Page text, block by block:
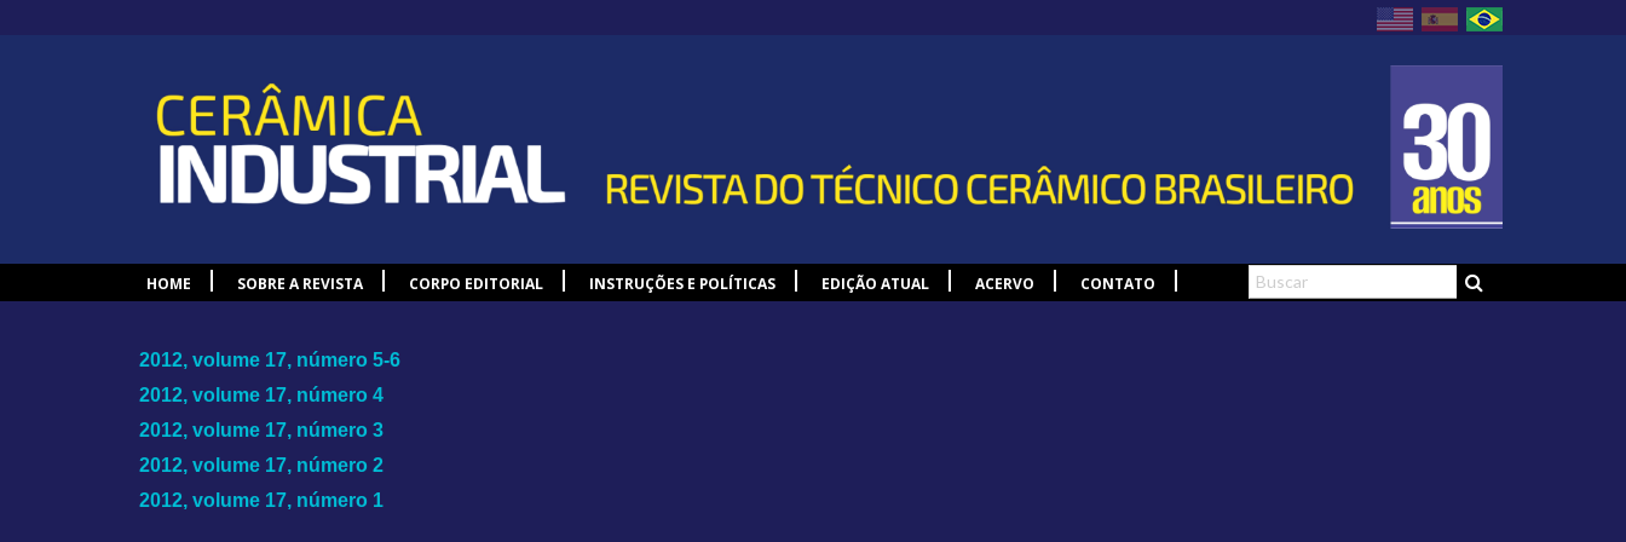
HOME SOBRE A REVISTA CORPO EDITORIAL INSTRUÇÕES E POLÍTICAS EDIÇÃO ATUAL ACERVO CONTATO
2012, volume 17, número 5-6
2012, volume 17, número 4
2012, volume 17, número 3
2012, volume 17, número 2
2012, volume 17, número 1